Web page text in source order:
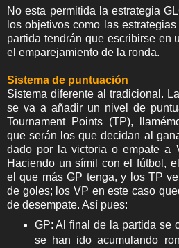
No esta permitida la estrategia
los objetivos como las
partida tendrán que escribirse en
el emparejamiento de la ronda.
Sistema de puntuación
Sistema diferente al tradicional.
se va a añadir un nivel de
Tournament Points (TP),
que serán los que decidan al
dado por la victoria o empate a
Haciendo un símil con el fútbol,
el que más GP tenga, y los TP
de goles; los VP en este caso
de desempate. Así pues:
GP: Al final de la partida se
se han ido acumulando